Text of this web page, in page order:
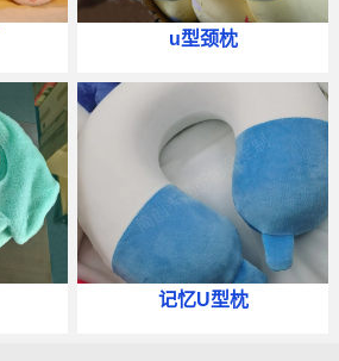
u型颈枕
记忆U型枕